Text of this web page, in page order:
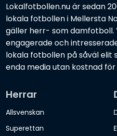
Lokalfotbollen.nu är sedan
lokala fotbollen i Mellersta
gäller herr- som damfotboll.
engagerade och
lokala fotbollen på såväl elit
enda media utan kostnad för
Herrar
Allsvenskan
Superettan